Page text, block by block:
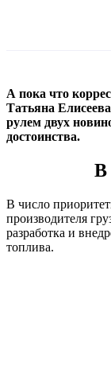
А пока что
Татьяна
рулем двух
достоинства.
В
В число
производителя
разработка и
топлива.